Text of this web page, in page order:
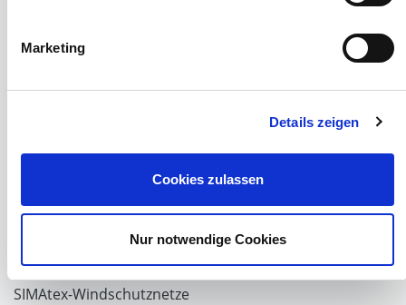
Marketing
Details zeigen
Cookies zulassen
Nur notwendige Cookies
Windschutznetz für Pferdestall
PVC Lamellen für Pferdeställe
Windschutznetz Meterware
Windnetzrecher
SIMAtex-Windschutznetze